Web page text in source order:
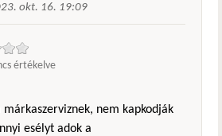
okt. 16. 19:09
értékelve
nem kapkodják
esélyt adok a